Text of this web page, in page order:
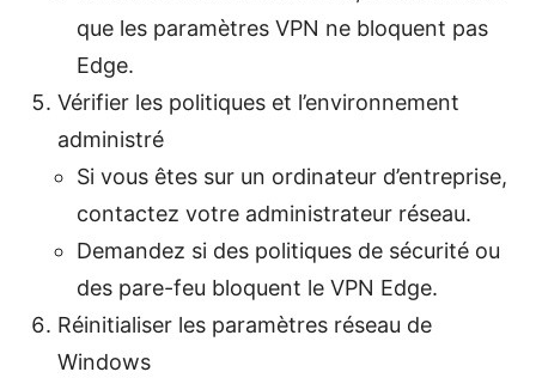
que les paramètres VPN ne bloquent pas
Edge.
Vérifier les politiques et l’environnement
administré
Si vous êtes sur un ordinateur d’entreprise,
contactez votre administrateur réseau.
Demandez si des politiques de sécurité ou
des pare-feu bloquent le VPN Edge.
Réinitialiser les paramètres réseau de
Windows